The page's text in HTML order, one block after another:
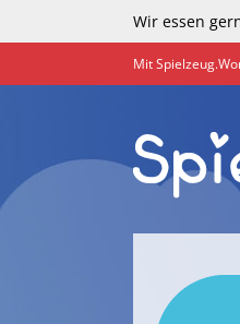
Wir essen
Mit